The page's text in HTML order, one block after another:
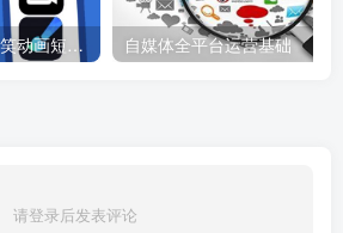
一部手机制作夫妻搞笑动画短视频教程，零基础也能快速上手 自媒体全平台运营基础
请登录后发表评论